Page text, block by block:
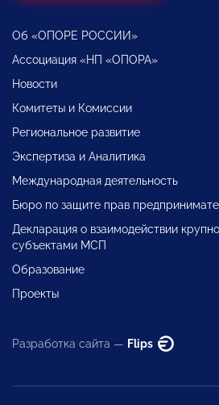
Об «ОПОРЕ РОССИИ»
Ассоциация «НП «ОПОРА»
Новости
Комитеты и Комиссии
Региональное развитие
Экспертиза и Аналитика
Международная деятельность
Бюро по защите прав
Декларация о взаимодействии
субъектами МСП
Образование
Проекты
Разработка сайта — Flips